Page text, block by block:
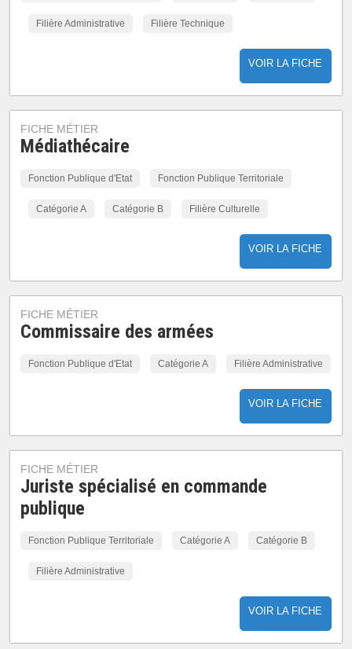
Filière Administrative Filière Technique
VOIR LA FICHE
FICHE MÉTIER
Médiathécaire
Fonction Publique d'Etat Fonction Publique Territoriale
Catégorie A Catégorie B Filière Culturelle
VOIR LA FICHE
FICHE MÉTIER
Commissaire des armées
Fonction Publique d'Etat Catégorie A Filière Administrative
VOIR LA FICHE
FICHE MÉTIER
Juriste spécialisé en commande
publique
Fonction Publique Territoriale Catégorie A Catégorie B
Filière Administrative
VOIR LA FICHE